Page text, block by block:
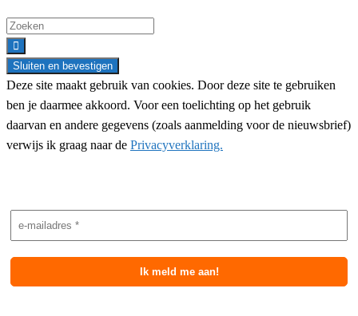
Search
for:
Deze site maakt gebruik van cookies. Door deze site te gebruiken
ben je daarmee akkoord. Voor een toelichting op het gebruik
daarvan en andere gegevens (zoals aanmelding voor de nieuwsbrief)
verwijs ik graag naar de Privacyverklaring.